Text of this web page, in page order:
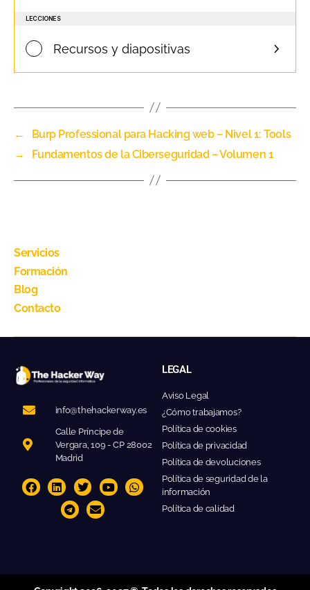
LECCIONES
Recursos y diapositivas
←
Burp Professional para Hacking web – Nivel 1: Tools
→
Fundamentos de la Ciberseguridad – Volumen 1
Servicios
Formación
Blog
Contacto
info@thehackerway.es
Calle Príncipe de
Vergara, 109 - CP 28002
Madrid
LEGAL
Aviso Legal
¿Cómo trabajamos?
Política de cookies
Política de privacidad
Política de devoluciones
Política de seguridad de la
información
Política de calidad